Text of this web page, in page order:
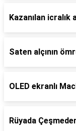
Kazanılan icralık
Saten alçının
OLED ekranlı
Rüyada